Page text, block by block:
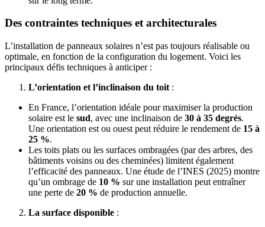
Des contraintes techniques et architecturales
L’installation de panneaux solaires n’est pas toujours réalisable ou
optimale, en fonction de la configuration du logement. Voici les
principaux défis techniques à anticiper :
L’orientation et l’inclinaison du toit :
En France, l’orientation idéale pour maximiser la production
solaire est le sud, avec une inclinaison de 30 à 35 degrés.
Une orientation est ou ouest peut réduire le rendement de 15 à
25 %.
Les toits plats ou les surfaces ombragées (par des arbres, des
bâtiments voisins ou des cheminées) limitent également
l’efficacité des panneaux. Une étude de l’INES (2025) montre
qu’un ombrage de 10 % sur une installation peut entraîner
une perte de 20 % de production annuelle.
La surface disponible :